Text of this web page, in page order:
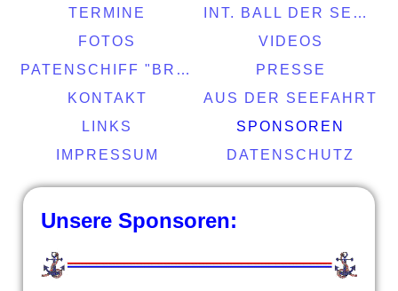
TERMINE
INT. BALL DER SEEFAHRT 2022
FOTOS
VIDEOS
PATENSCHIFF "BRASIL"
PRESSE
KONTAKT
AUS DER SEEFAHRT
LINKS
SPONSOREN
IMPRESSUM
DATENSCHUTZ
Unsere Sponsoren: